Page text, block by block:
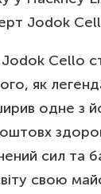
Jodok
Jodok Cello
як
одне з
сил та
свою